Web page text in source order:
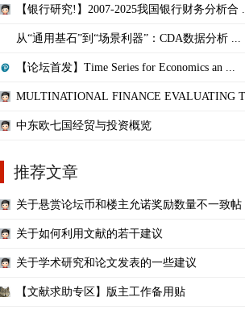
【银行研究!】2007-2025我国银行财务分析合 ...
从“通用基石”到“场景利器”：CDA数据分析 ...
【论坛首发】Time Series for Economics an ...
MULTINATIONAL FINANCE EVALUATING
中东欧七国经贸与投资概览
推荐文章
关于悬赏论坛币和楼主允诺奖励数量不一致帖
关于如何利用文献的若干建议
关于学术研究和论文发表的一些建议
【文献求助专区】版主工作备用贴